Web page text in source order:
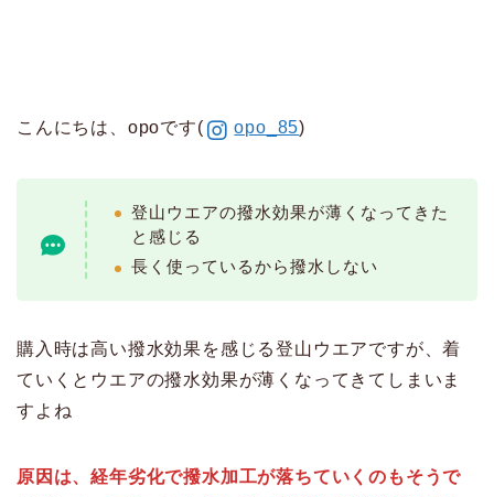
こんにちは、opoです( opo_85)
登山ウエアの撥水効果が薄くなってきた
と感じる
長く使っているから撥水しない
購入時は高い撥水効果を感じる登山ウエアですが、着
ていくとウエアの撥水効果が薄くなってきてしまいま
すよね
原因は、経年劣化で撥水加工が落ちていくのもそうで